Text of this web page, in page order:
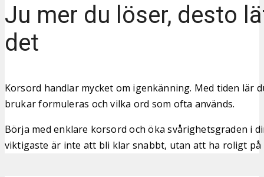
Ju mer du löser, desto
det
Korsord handlar mycket om igenkänning. Med tiden lär
brukar formuleras och vilka ord som ofta används.
Börja med enklare korsord och öka svårighetsgraden i
viktigaste är inte att bli klar snabbt, utan att ha roligt på